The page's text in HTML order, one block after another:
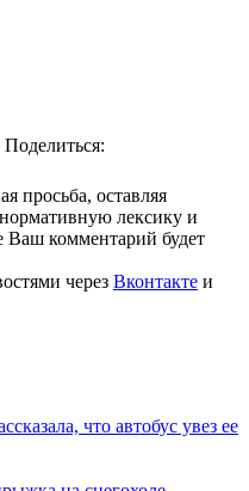
Поделиться:
просьба, оставляя
лексику и
Ваш комментарий будет
через Вконтакте и
что автобус увез ее